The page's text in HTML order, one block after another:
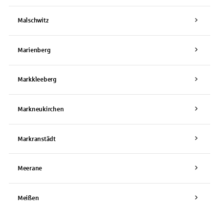
Malschwitz
Marienberg
Markkleeberg
Markneukirchen
Markranstädt
Meerane
Meißen